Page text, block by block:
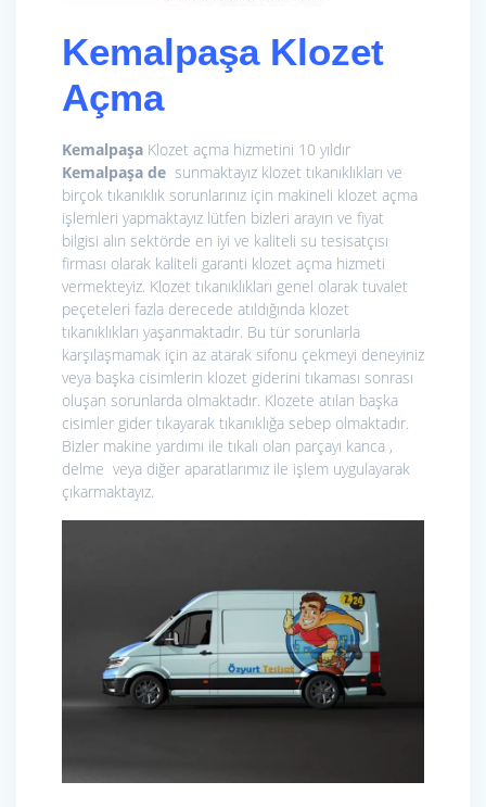
Kemalpaşa Klozet
Açma
Kemalpaşa Klozet açma hizmetini 10 yıldır
Kemalpaşa de sunmaktayız klozet tıkanıklıkları ve
birçok tıkanıklık sorunlarınız için makineli klozet açma
işlemleri yapmaktayız lütfen bizleri arayın ve fiyat
bilgisi alın sektörde en iyi ve kaliteli su tesisatçısı
firması olarak kaliteli garanti klozet açma hizmeti
vermekteyiz. Klozet tıkanıklıkları genel olarak tuvalet
peçeteleri fazla derecede atıldığında klozet
tıkanıklıkları yaşanmaktadır. Bu tür sorunlarla
karşılaşmamak için az atarak sifonu çekmeyi deneyiniz
veya başka cisimlerin klozet giderini tıkaması sonrası
oluşan sorunlarda olmaktadır. Klozete atılan başka
cisimler gider tıkayarak tıkanıklığa sebep olmaktadır.
Bizler makine yardımı ile tıkalı olan parçayı kanca ,
delme veya diğer aparatlarımız ile işlem uygulayarak
çıkarmaktayız.